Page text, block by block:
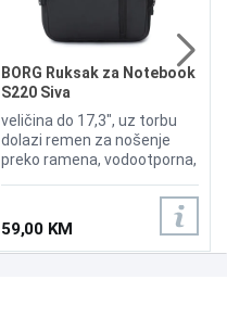
BORG Ruksak za Notebook
S220 Siva
veličina do 17,3", uz torbu
dolazi remen za nošenje
preko ramena, vodootporna,
59,00 KM